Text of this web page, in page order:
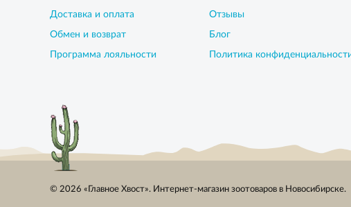
Доставка и оплата
Обмен и возврат
Программа лояльности
Отзывы
Блог
Политика
© 2026 «Главное Хвост». Интернет-магазин зоотоваров в Новосибирске.